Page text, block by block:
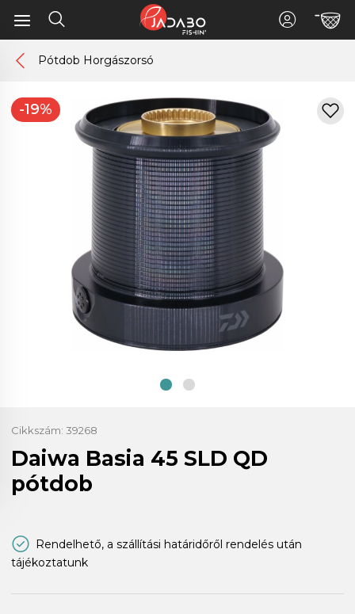
Pótdob Horgászorsó
-19%
Cikkszám: 39268
Daiwa Basia 45 SLD QD
pótdob
Rendelhető, a szállítási határidőről rendelés után
tájékoztatunk